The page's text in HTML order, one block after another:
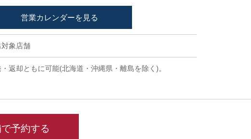
営業カレンダーを見る
象店舗
・返却ともに可能(北海道・沖縄県・離島を除く)。
予約する